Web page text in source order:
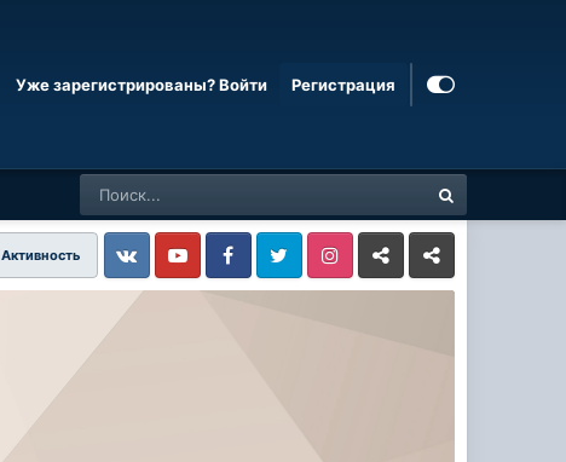
Уже зарегистрированы? Войти Регистрация
Активность
VkontakteYouTube FacebookTwitter InstagramLivejournalOdnoklassniki